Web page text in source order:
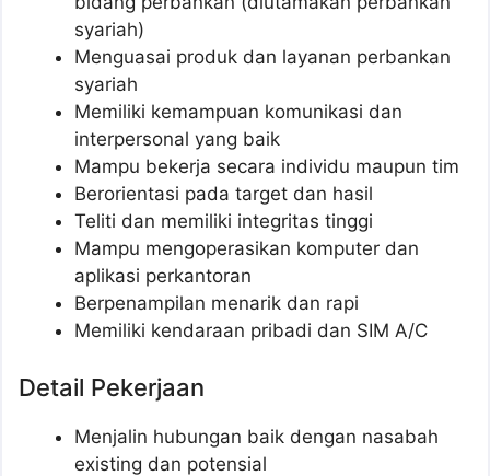
syariah)
Menguasai produk dan layanan perbankan
syariah
Memiliki kemampuan komunikasi dan
interpersonal yang baik
Mampu bekerja secara individu maupun tim
Berorientasi pada target dan hasil
Teliti dan memiliki integritas tinggi
Mampu mengoperasikan komputer dan
aplikasi perkantoran
Berpenampilan menarik dan rapi
Memiliki kendaraan pribadi dan SIM A/C
Detail Pekerjaan
Menjalin hubungan baik dengan nasabah
existing dan potensial